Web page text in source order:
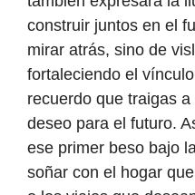
construir juntos en el
mirar atrás, sino de
fortaleciendo el
recuerdo que traigas
deseo para el futuro.
ese primer beso bajo
soñar con el hogar